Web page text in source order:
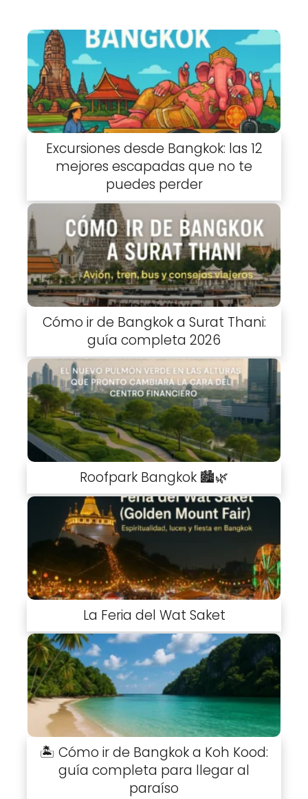
Excursiones desde Bangkok: las 12
mejores escapadas que no te
puedes perder
Cómo ir de Bangkok a Surat Thani:
guía completa 2026
Roofpark Bangkok 🏙️🌿
La Feria del Wat Saket
🏝️ Cómo ir de Bangkok a Koh Kood:
guía completa para llegar al
paraíso